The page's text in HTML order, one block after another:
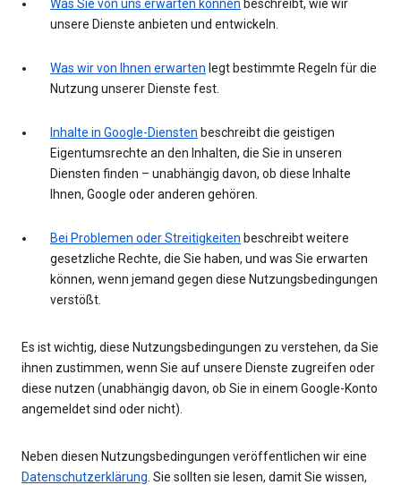
Was Sie von uns erwarten können beschreibt, wie wir
unsere Dienste anbieten und entwickeln.
Was wir von Ihnen erwarten legt bestimmte Regeln für die
Nutzung unserer Dienste fest.
Inhalte in Google-Diensten beschreibt die geistigen
Eigentumsrechte an den Inhalten, die Sie in unseren
Diensten finden – unabhängig davon, ob diese Inhalte
Ihnen, Google oder anderen gehören.
Bei Problemen oder Streitigkeiten beschreibt weitere
gesetzliche Rechte, die Sie haben, und was Sie erwarten
können, wenn jemand gegen diese Nutzungsbedingungen
verstößt.
Es ist wichtig, diese Nutzungsbedingungen zu verstehen, da Sie
ihnen zustimmen, wenn Sie auf unsere Dienste zugreifen oder
diese nutzen (unabhängig davon, ob Sie in einem Google-Konto
angemeldet sind oder nicht).
Neben diesen Nutzungsbedingungen veröffentlichen wir eine
Datenschutzerklärung . Sie sollten sie lesen, damit Sie wissen,